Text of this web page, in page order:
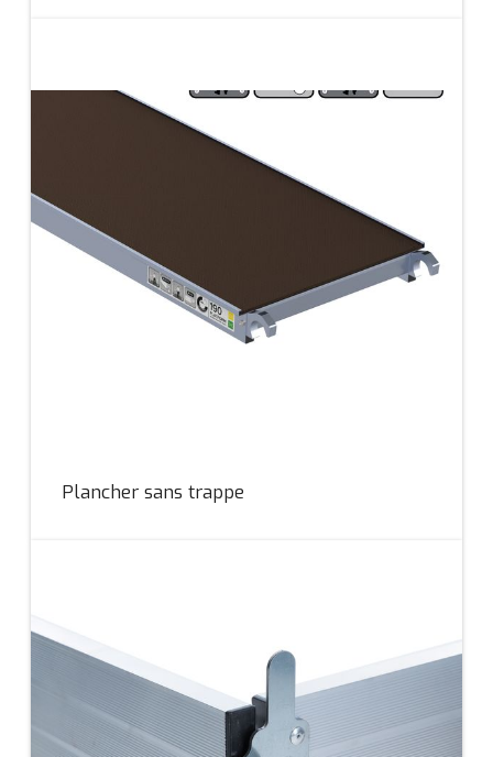
Plancher sans trappe